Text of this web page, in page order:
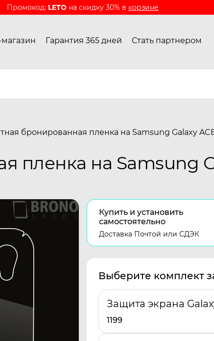
Промокод: LETO на скидку 30% в корзине
Гарантия 365 дней Стать партнером
бронированная пленка на Samsung Galaxy
пленка на Samsung
Купить и установить
самостоятельно
Доставка Почтой или СДЭК
Выберите комплект
Защита экрана
1199